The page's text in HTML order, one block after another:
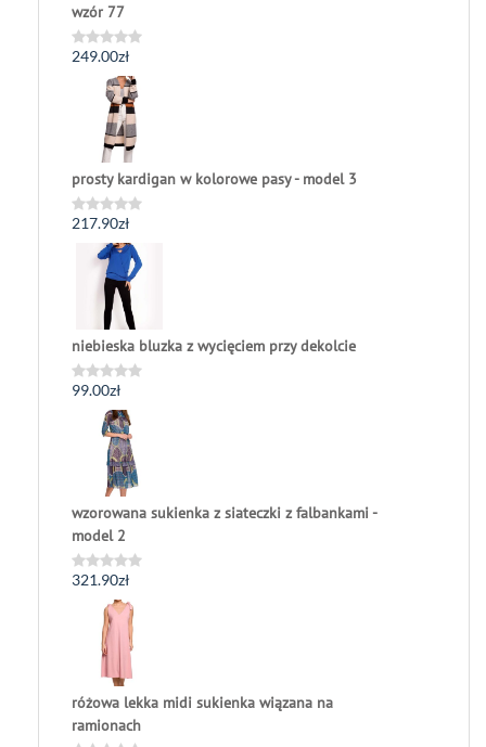
wzór 77
Oceniono
249.00zł
prosty kardigan w kolorowe pasy - model 3
Oceniono
217.90zł
niebieska bluzka z wycięciem przy dekolcie
Oceniono
99.00zł
wzorowana sukienka z siateczki z falbankami -
model 2
Oceniono
321.90zł
różowa lekka midi sukienka wiązana na
ramionach